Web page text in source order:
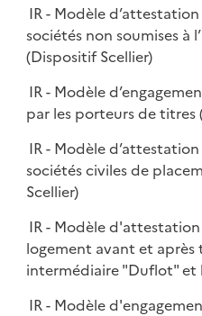
IR - Modèle
sociétés non soumises à
(Dispositif Scellier)
IR - Modèle
par les porteurs de titres
IR - Modèle
sociétés civiles de
Scellier)
IR - Modèle
logement avant et
intermédiaire "Duflot" et
IR - Modèle